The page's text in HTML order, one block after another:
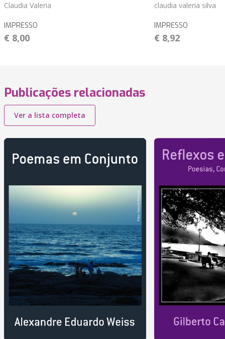
Claudia Valeria
IMPRESSO
€ 8,00
claudia valeria silva
IMPRESSO
€ 8,92
Publicações relacionadas
Ver a lista completa